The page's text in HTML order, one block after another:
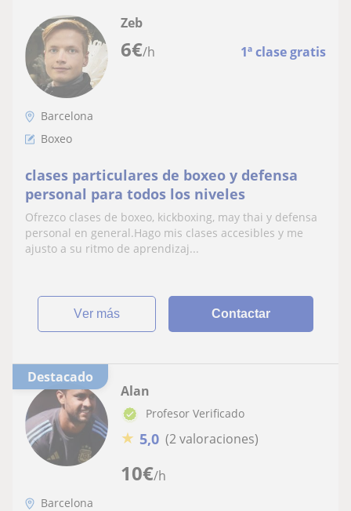
6€/h 1ª clase gratis
Zeb
Barcelona
Boxeo
clases particulares de boxeo y defensa
personal para todos los niveles
Ofrezco clases de boxeo, kickboxing, may thai y defensa
personal en general.Hago mis clases accesibles y me
ajusto a su ritmo de aprendizaj...
ver más Contactar
Destacado
10€/h
Alan
Profesor Verificado
★ 5,0 (2 valoraciones)
Barcelona